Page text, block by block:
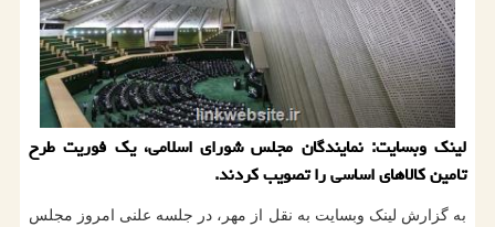
لینك وبسایت: نمایندگان مجلس شورای اسلامی، یك فوریت طرح
تامین كالاهای اساسی را تصویب كردند.
به گزارش لینک وبسایت به نقل از مهر، در جلسه علنی امروز مجلس